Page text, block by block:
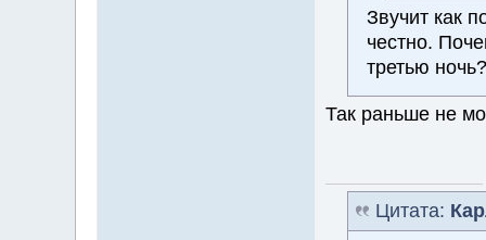
Звучит как
честно.
третью
Так раньше не
Цитата: